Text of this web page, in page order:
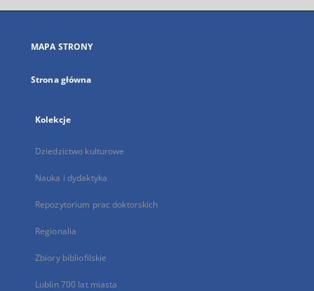
się
karcie
MAPA STRONY
Strona główna
Kolekcje
Dziedzictwo kulturowe
Nauka i dydaktyka
Repozytorium prac doktorskich
Regionalia
Zbiory bibliofilskie
Lublin 700 lat miasta